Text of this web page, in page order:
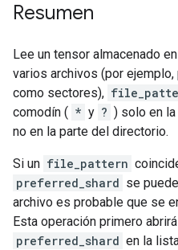
Resumen
Lee un tensor almacenado
varios archivos (por
como sectores),
comodín ( * y ? ) solo en
no en la parte del directorio.
Si un file_pattern
preferred_shard se
archivo es probable que se
Esta operación primero
preferred_shard en la